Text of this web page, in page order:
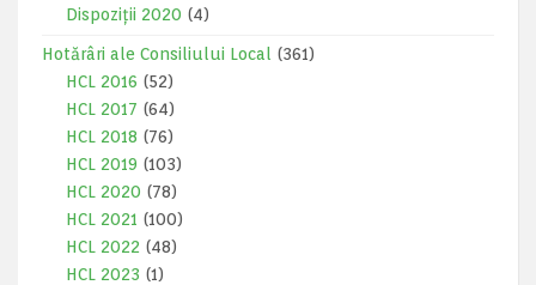
Dispoziții 2020 (4)
Hotărâri ale Consiliului Local
(361)
HCL 2016 (52)
HCL 2017 (64)
HCL 2018 (76)
HCL 2019 (103)
HCL 2020 (78)
HCL 2021 (100)
HCL 2022 (48)
HCL 2023 (1)